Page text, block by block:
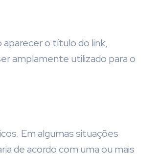
aparecer o título do link,
amplamente utilizado para o
Em algumas situações
de acordo com uma ou mais